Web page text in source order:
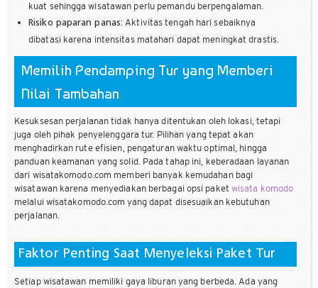
kuat sehingga wisatawan perlu pemandu berpengalaman.
Risiko paparan panas: Aktivitas tengah hari sebaiknya
dibatasi karena intensitas matahari dapat meningkat drastis.
Memilih Pendamping Tur yang Memberi
Nilai Tambahan
Kesuksesan perjalanan tidak hanya ditentukan oleh lokasi, tetapi
juga oleh pihak penyelenggara tur. Pilihan yang tepat akan
menghadirkan rute efisien, pengaturan waktu optimal, hingga
panduan keamanan yang solid. Pada tahap ini, keberadaan layanan
dari wisatakomodo.com memberi banyak kemudahan bagi
wisatawan karena menyediakan berbagai opsi paket wisata komodo
melalui wisatakomodo.com yang dapat disesuaikan kebutuhan
perjalanan.
Faktor Penting Saat Menyeleksi Paket Tur
Setiap wisatawan memiliki gaya liburan yang berbeda. Ada yang